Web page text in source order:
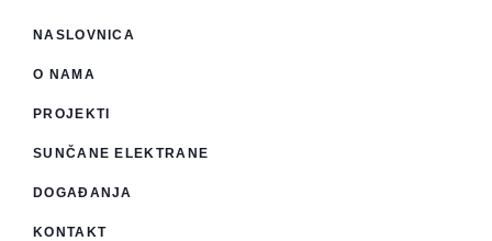
NASLOVNICA
O NAMA
PROJEKTI
SUNČANE ELEKTRANE
DOGAĐANJA
KONTAKT